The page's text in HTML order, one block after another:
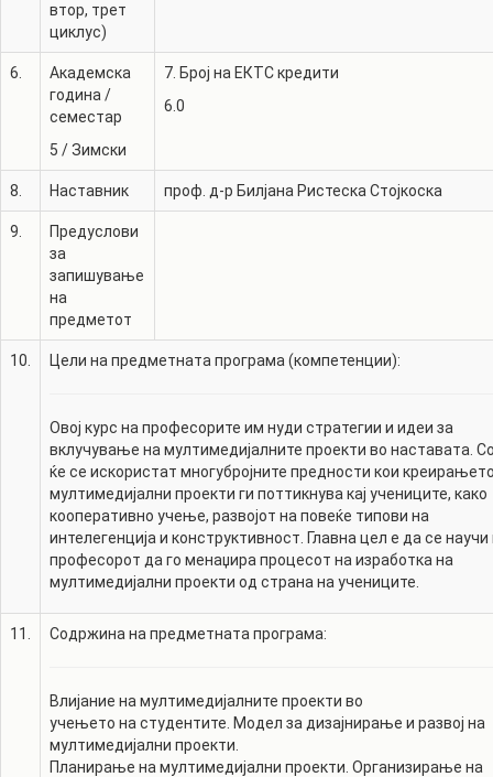
втор, трет
циклус)
6.
Академска
година /
семестар
5 /Зимски
7. Број на ЕКТС кредити
6.0
8. Наставник проф. д-р Билјана Ристеска Стојкоска
9.
Предуслови
за
запишување
на
предметот
10. Цели на предметната програма (компетенции):
Овој курс на професорите им нуди стратегии и идеи за
вклучување на мултимедијалните проекти во наставата.
ќе се искористат многубројните предности кои
мултимедијални проекти ги поттикнува кај учениците, како
кооперативно учење, развојот на повеќе типови на
интелегенција и конструктивност. Главна цел е да се научи
професорот да го менаџира процесот на изработка на
мултимедијални проекти од страна на учениците.
11. Содржина на предметната програма:
Влијание на мултимедијалните проекти во
учењето на студентите. Модел за дизајнирање и развој на
мултимедијални проекти.
Планирање на мултимедијални проекти. Организирање на